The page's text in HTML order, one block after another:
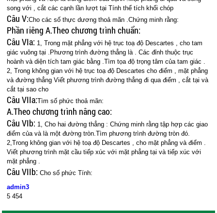
song với , cắt các cạnh lần lượt tại Tính thể tích khối chóp
Câu V:Cho các số thực dương thoả mãn .Chứng minh rằng:
Phần riêng A.Theo chương trình chuẩn:
Câu VIa: 1, Trong mặt phẳng với hệ trục toạ độ Descartes , cho tam
giác vuông tại .Phương trình đường thẳng là . Các đỉnh thuộc trục
hoành và diện tích tam giác bằng .Tìm tọa độ trọng tâm của tam giác .
2, Trong không gian với hệ trục toạ độ Descartes cho điểm , mặt phẳng
và đường thẳng Viết phương trình đường thẳng đi qua điểm , cắt tại và
cắt tại sao cho
Câu VIIa:Tìm số phức thoả mãn:
A.Theo chương trình nâng cao:
Câu VIb: 1, Cho hai đường thẳng : Chứng minh rằng tập hợp các giao
điểm của và là một đường tròn.Tìm phương trình đường tròn đó.
2,Trong không gian với hệ toạ độ Descartes , cho mặt phẳng và điểm .
Viết phương trình mặt cầu tiếp xúc với mặt phẳng tại và tiếp xúc với
mặt phẳng .
Câu VIIb: Cho số phức Tính:
admin3
5 454